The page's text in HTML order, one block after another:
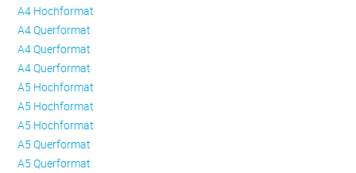
A4 Hochformat
A4 Querformat
A4 Querformat
A4 Querformat
A5 Hochformat
A5 Hochformat
A5 Hochformat
A5 Querformat
A5 Querformat